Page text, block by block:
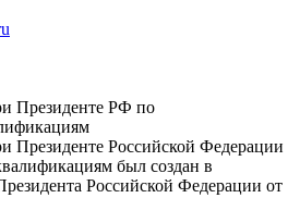
Президенте РФ по
Президенте Российской Федерации
был создан в
Российской Федерации от